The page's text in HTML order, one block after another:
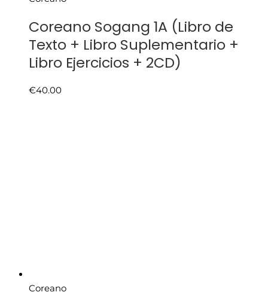
Coreano Sogang 1A (Libro de
Texto + Libro Suplementario +
Libro Ejercicios + 2CD)
€40.00
Coreano